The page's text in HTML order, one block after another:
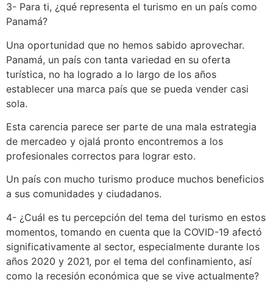
3- Para ti, ¿qué representa el turismo en un país como
Panamá?
Una oportunidad que no hemos sabido aprovechar.
Panamá, un país con tanta variedad en su oferta
turística, no ha logrado a lo largo de los años
establecer una marca país que se pueda vender casi
sola.
Esta carencia parece ser parte de una mala estrategia
de mercadeo y ojalá pronto encontremos a los
profesionales correctos para lograr esto.
Un país con mucho turismo produce muchos beneficios
a sus comunidades y ciudadanos.
4- ¿Cuál es tu percepción del tema del turismo en estos
momentos, tomando en cuenta que la COVID-19 afectó
significativamente al sector, especialmente durante los
años 2020 y 2021, por el tema del confinamiento, así
como la recesión económica que se vive actualmente?